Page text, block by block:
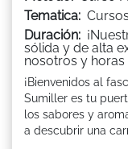
Tematica:
Duración:
sólida y de alta
nosotros y horas
¡Bienvenidos al
Sumiller es tu
los sabores y
a descubrir una
...